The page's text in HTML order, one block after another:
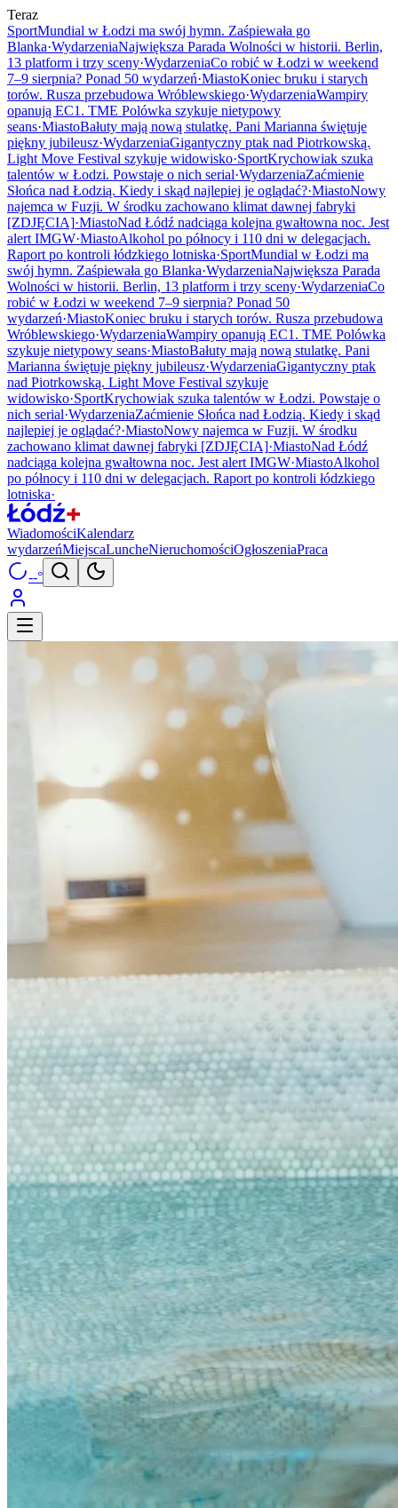
Teraz
SportMundial w Łodzi ma swój hymn. Zaśpiewała go
Blanka·WydarzeniaNajwiększa Parada Wolności w historii. Berlin,
13 platform i trzy sceny·WydarzeniaCo robić w Łodzi w weekend
7–9 sierpnia? Ponad 50 wydarzeń·MiastoKoniec bruku i starych
torów. Rusza przebudowa Wróblewskiego·WydarzeniaWampiry
opanują EC1. TME Polówka szykuje nietypowy
seans·MiastoBałuty mają nową stulatkę. Pani Marianna świętuje
piękny jubileusz·WydarzeniaGigantyczny ptak nad Piotrkowską.
Light Move Festival szykuje widowisko·SportKrychowiak szuka
talentów w Łodzi. Powstaje o nich serial·WydarzeniaZaćmienie
Słońca nad Łodzią. Kiedy i skąd najlepiej je oglądać?·MiastoNowy
najemca w Fuzji. W środku zachowano klimat dawnej fabryki
[ZDJĘCIA]·MiastoNad Łódź nadciąga kolejna gwałtowna noc. Jest
alert IMGW·MiastoAlkohol po północy i 110 dni w delegacjach.
Raport po kontroli łódzkiego lotniska·SportMundial w Łodzi ma
swój hymn. Zaśpiewała go Blanka·WydarzeniaNajwiększa Parada
Wolności w historii. Berlin, 13 platform i trzy sceny·WydarzeniaCo
robić w Łodzi w weekend 7–9 sierpnia? Ponad 50
wydarzeń·MiastoKoniec bruku i starych torów. Rusza przebudowa
Wróblewskiego·WydarzeniaWampiry opanują EC1. TME Polówka
szykuje nietypowy seans·MiastoBałuty mają nową stulatkę. Pani
Marianna świętuje piękny jubileusz·WydarzeniaGigantyczny ptak
nad Piotrkowską. Light Move Festival szykuje
widowisko·SportKrychowiak szuka talentów w Łodzi. Powstaje o
nich serial·WydarzeniaZaćmienie Słońca nad Łodzią. Kiedy i skąd
najlepiej je oglądać?·MiastoNowy najemca w Fuzji. W środku
zachowano klimat dawnej fabryki [ZDJĘCIA]·MiastoNad Łódź
nadciąga kolejna gwałtowna noc. Jest alert IMGW·MiastoAlkohol
po północy i 110 dni w delegacjach. Raport po kontroli łódzkiego
lotniska·
WiadomościKalendarz
wydarzeńMiejscaLuncheNieruchomościOgłoszeniaPraca
--°